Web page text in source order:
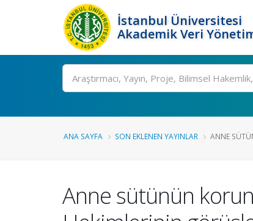
İstanbul Üniversitesi
Akademik Veri
Ara
ANA SAYFA SON EKLENEN YAYINLAR ANNE
Anne sütünün